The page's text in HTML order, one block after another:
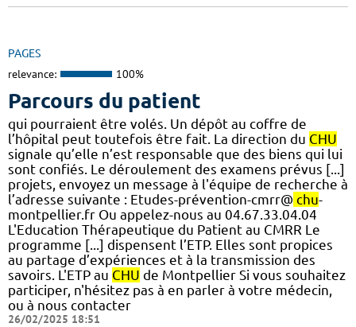
PAGES
relevance: 100%
Parcours du patient
qui pourraient être volés. Un dépôt au coffre de
l’hôpital peut toutefois être fait. La direction du CHU
signale qu’elle n’est responsable que des biens qui lui
sont confiés. Le déroulement des examens prévus [...]
projets, envoyez un message à l'équipe de recherche à
l’adresse suivante : Etudes-prévention-cmrr@ chu-
montpellier.fr Ou appelez-nous au 04.67.33.04.04
L'Education Thérapeutique du Patient au CMRR Le
programme [...] dispensent l’ETP. Elles sont propices
au partage d’expériences et à la transmission des
savoirs. L'ETP au CHU de Montpellier Si vous souhaitez
participer, n'hésitez pas à en parler à votre médecin,
ou à nous contacter
26/02/2025 18:51